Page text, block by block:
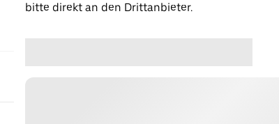
bitte direkt an den Drittanbieter.